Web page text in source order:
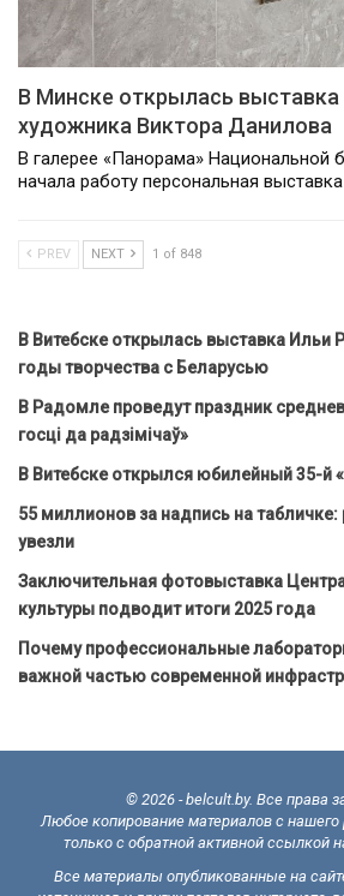
В Минске открылась выставка
художника Виктора Данилова
В галерее «Панорама» Национальной
начала работу персональная
PREV NEXT 1 of 848
В Витебске открылась выставка Ильи
годы творчества с Беларусью
В Радомле проведут праздник
госці да радзімічаў»
В Витебске открылся юбилейный 35-й
55 миллионов за надпись на
увезли
Заключительная фотовыставка
культуры подводит итоги 2025 года
Почему профессиональные
важной частью современной
© 2026 - belcult.by. Все права
Любое копирование материалов с нашего
только с обратной активной ссылкой
Все материалы опубликованные на